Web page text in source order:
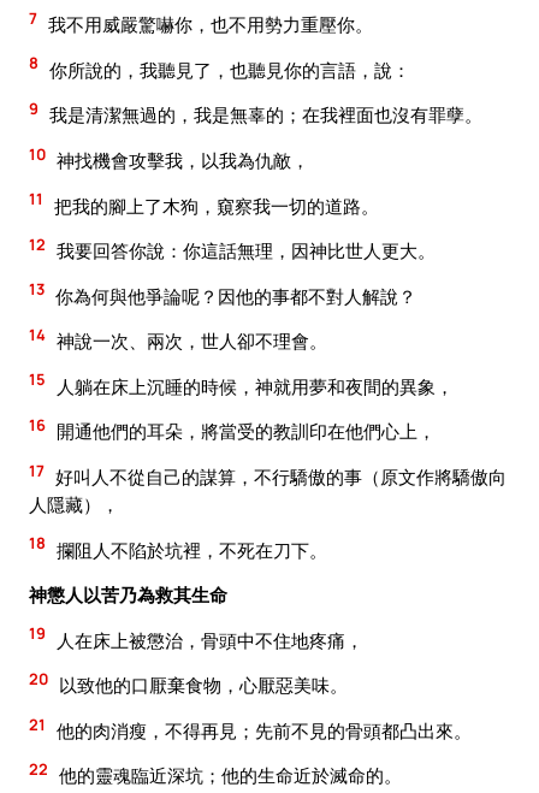
7 我不用威嚴驚嚇你，也不用勢力重壓你。
8 你所說的，我聽見了，也聽見你的言語，說：
9 我是清潔無過的，我是無辜的；在我裡面也沒有罪孽。
10 神找機會攻擊我，以我為仇敵，
11 把我的腳上了木狗，窺察我一切的道路。
12 我要回答你說：你這話無理，因神比世人更大。
13 你為何與他爭論呢？因他的事都不對人解說？
14 神說一次、兩次，世人卻不理會。
15 人躺在床上沉睡的時候，神就用夢和夜間的異象，
16 開通他們的耳朵，將當受的教訓印在他們心上，
17 好叫人不從自己的謀算，不行驕傲的事（原文作將驕傲向
人隱藏），
18 攔阻人不陷於坑裡，不死在刀下。
神懲人以苦乃為救其生命
19 人在床上被懲治，骨頭中不住地疼痛，
20 以致他的口厭棄食物，心厭惡美味。
21 他的肉消瘦，不得再見；先前不見的骨頭都凸出來。
22 他的靈魂臨近深坑；他的生命近於滅命的。